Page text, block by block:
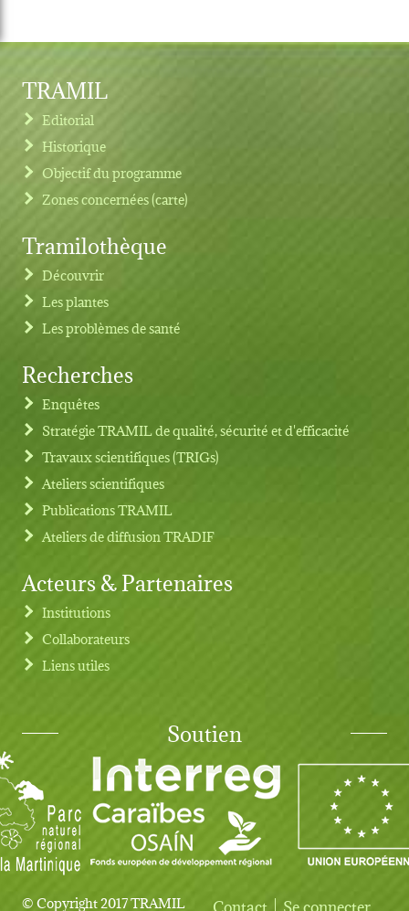
Footer menu
TRAMIL
Editorial
Historique
Objectif du programme
Zones concernées (carte)
Tramilothèque
Découvrir
Les plantes
Les problèmes de santé
Recherches
Enquêtes
Stratégie TRAMIL de qualité, sécurité et d'efficacité
Travaux scientifiques (TRIGs)
Ateliers scientifiques
Publications TRAMIL
Ateliers de diffusion TRADIF
Acteurs & Partenaires
Institutions
Collaborateurs
Liens utiles
Soutien
© Copyright 2017 TRAMIL Contact Se connecter